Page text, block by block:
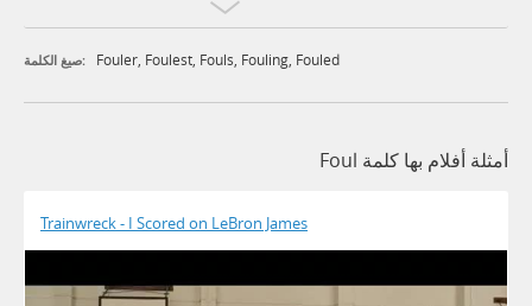
صيغ الكلمة: Fouler, Foulest, Fouls, Fouling, Fouled
أمثلة أفلام بها كلمة Foul
Trainwreck - I Scored on LeBron James